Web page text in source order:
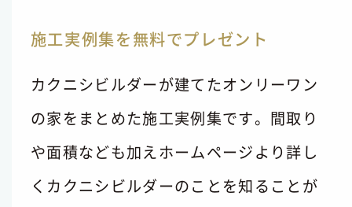
施工実例集を無料でプレゼント
カクニシビルダーが建てたオンリーワン
の家をまとめた施工実例集です。間取り
や面積なども加えホームページより詳し
くカクニシビルダーのことを知ることが